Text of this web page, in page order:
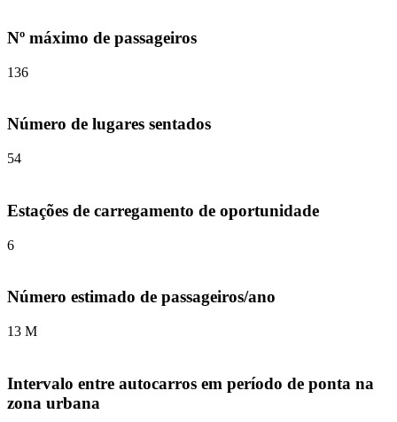
Nº máximo de passageiros
136
Número de lugares sentados
54
Estações de carregamento de oportunidade
6
Número estimado de passageiros/ano
13 M
Intervalo entre autocarros em período de ponta na
zona urbana